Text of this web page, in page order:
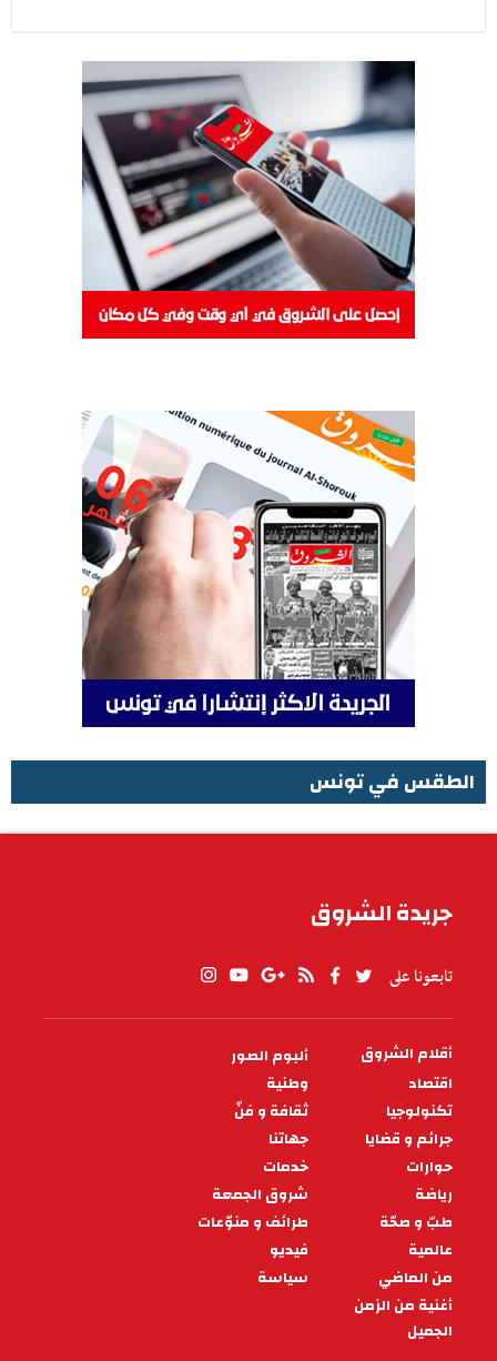
الطقس في تونس
جريدة الشروق
تابعونا على
PIED
DE
PAGE
أقلام الشروق
ألبوم الصور
اقتصاد
وطنية
تكنولوجيا
ثقافة و فنّ
جرائم و قضايا
جهاتنا
حوارات
خدمات
رياضة
شروق الجمعة
طبّ و صحّة
طرائف و منوّعات
عالمية
فيديو
من الماضي
سياسة
أغنية من الزمن
الجميل